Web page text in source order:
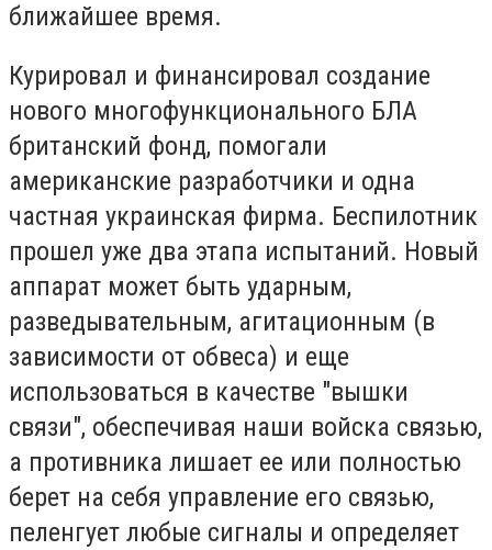
ближайшее время.
Курировал и финансировал создание
нового многофункционального БЛА
британский фонд, помогали
американские разработчики и одна
частная украинская фирма. Беспилотник
прошел уже два этапа испытаний. Новый
аппарат может быть ударным,
разведывательным, агитационным (в
зависимости от обвеса) и еще
использоваться в качестве "вышки
связи", обеспечивая наши войска связью,
а противника лишает ее или полностью
берет на себя управление его связью,
пеленгует любые сигналы и определяет